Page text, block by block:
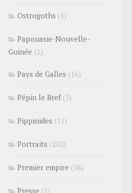
Ostrogoths (1)
Papouasie-Nouvelle-
Guinée (1)
Pays de Galles (16)
Pépin le Bref(3)
Pippinides (11)
Portraits (202)
Premier empire (58)
Presse (1)